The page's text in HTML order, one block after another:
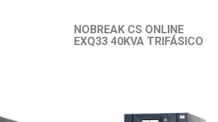
NOBREAK CS ONLINE
EXQ33 40KVA TRIFÁSICO